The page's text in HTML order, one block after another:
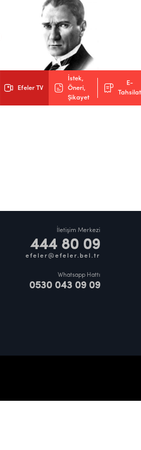
Efeler TV
İstek,
Öneri,
Şikayet
E-
Tahsilat
İletişim Merkezi
444 80 09
efeler@efeler.bel.tr
Whatsapp Hattı
0530 043 09 09